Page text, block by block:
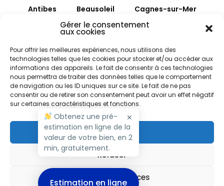
Gérer le consentement
aux cookies
Pour offrir les meilleures expériences, nous utilisons des
technologies telles que les cookies pour stocker et/ou accéder aux
informations des appareils. Le fait de consentir à ces technologies
nous permettra de traiter des données telles que le comportement
de navigation ou les ID uniques sur ce site. Le fait de ne pas
consentir ou de retirer son consentement peut avoir un effet négatif
sur certaines caractéristiques et fonctions.
Accepter
Refuser
Voir les préférences
Antibes Beausoleil
Cagnes-sur-Mer
Cannes
Hyères
La Colle sur Loup
Roquebrune-Cap-Martin
Roquefort-les-Pins
Roubaix
Saint Paul de Vence
Saint-André
Saint-Laurent-du-Var
Tourrettes-sur-Loup
Vence
Villefranche-sur-Mer
Villeneuve Loubet
Copyright M RIVIERA 2026 - Tous droits réservés
Politique de cookies (UE)
Français
Estimation en ligne
Obtenez une pré-
estimation en ligne de la
valeur de votre bien, en 2
min, gratuitement.
✕